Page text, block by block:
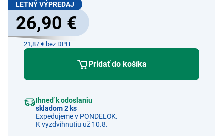
LETNÝ VÝPREDAJ
26,90 €
21,87 € bez DPH
Pridať do košíka
Ihneď k odoslaniu
skladom 2 ks
Expedujeme v PONDELOK.
K vyzdvihnutiu už 10.8.